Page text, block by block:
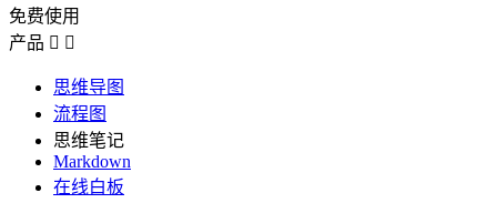
免费使用
产品  
思维导图
流程图
思维笔记
Markdown
在线白板